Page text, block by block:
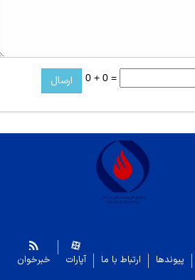
0 + 0 =
پیوندها ارتباط با ما آپارات خبرخوان